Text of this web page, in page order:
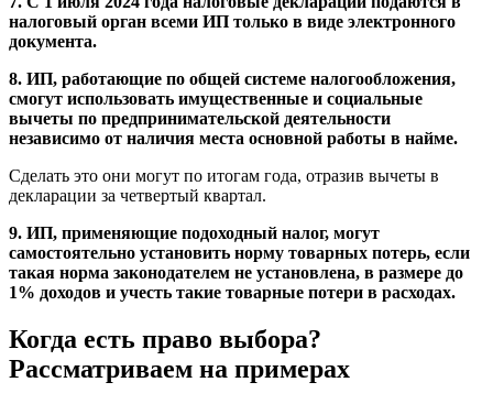
налоговый орган всеми ИП только в виде электронного
документа.
8. ИП, работающие по общей системе налогообложения,
смогут использовать имущественные и социальные
вычеты по предпринимательской деятельности
независимо от наличия места основной работы в найме.
Сделать это они могут по итогам года, отразив вычеты в
декларации за четвертый квартал.
9. ИП, применяющие подоходный налог, могут
самостоятельно установить норму товарных потерь, если
такая норма законодателем не установлена, в размере до
1% доходов и учесть такие товарные потери в расходах.
Когда есть право выбора?
Рассматриваем на примерах